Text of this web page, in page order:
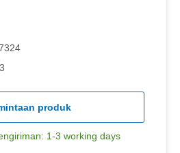
produk
1-3 working days